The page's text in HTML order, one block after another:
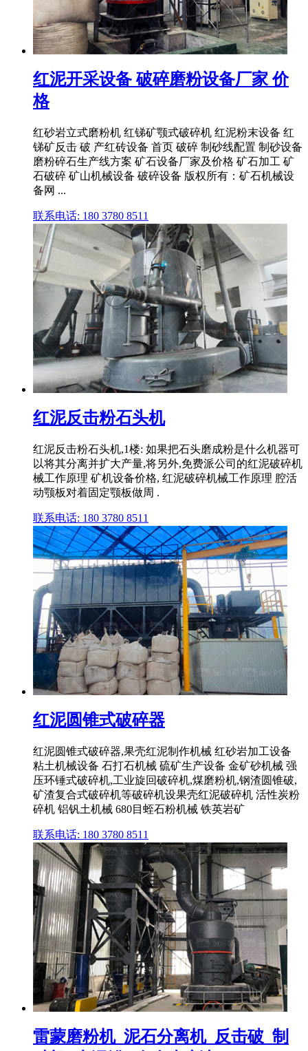
红泥开采设备 破碎磨粉设备厂家 价
格
红砂岩立式磨粉机 红锑矿颚式破碎机 红泥粉末设备 红
锑矿反击 破 产红砖设备 首页 破碎 制砂线配置 制砂设备
磨粉碎石生产线方案 矿石设备厂家及价格 矿石加工 矿
石破碎 矿山机械设备 破碎设备 版权所有：矿石机械设
备网 ...
联系电话: 180 3780 8511
红泥反击粉石头机
红泥反击粉石头机,1楼: 如果把石头磨成粉是什么机器可
以将其分离并扩大产量,将另外,免费派公司的红泥破碎机
械工作原理 矿机设备价格, 红泥破碎机械工作原理 腔活
动颚板对着固定颚板做周 .
联系电话: 180 3780 8511
红泥圆锥式破碎器
红泥圆锥式破碎器,果壳红泥制作机械 红砂岩加工设备
粘土机械设备 石打石机械 硫矿生产设备 金矿砂机械 强
压环锤式破碎机,工业旋回破碎机,煤磨粉机,钢渣圆锥破,
矿渣复合式破碎机等破碎机设果壳红泥破碎机 活性炭粉
碎机 铝钒土机械 680目蛭石粉机械 铁英岩矿
联系电话: 180 3780 8511
雷蒙磨粉机_泥石分离机_反击破_制